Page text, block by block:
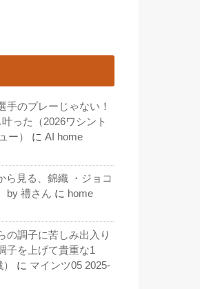
手のプレーじゃない！
った（2026ワシント
ー）
に AI home
ら見る、錦織 ・ジョコ
by 禮さん に home
の調子に苦しみ出入り
子を上げて貴重な1
に マインツ05 2025-